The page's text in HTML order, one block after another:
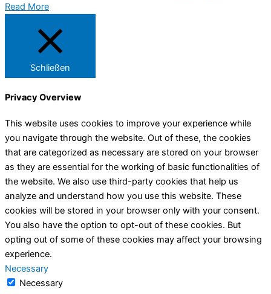
Read More
Schließen
Privacy Overview
This website uses cookies to improve your experience while
you navigate through the website. Out of these, the cookies
that are categorized as necessary are stored on your browser
as they are essential for the working of basic functionalities of
the website. We also use third-party cookies that help us
analyze and understand how you use this website. These
cookies will be stored in your browser only with your consent.
You also have the option to opt-out of these cookies. But
opting out of some of these cookies may affect your browsing
experience.
Necessary
Necessary